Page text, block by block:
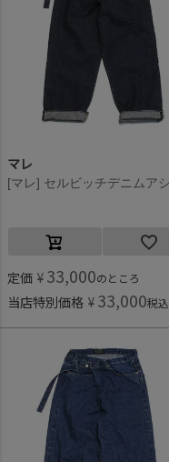
マレ
定価 ¥ 33,000のところ
当店特別価格 ¥ 33,000税込